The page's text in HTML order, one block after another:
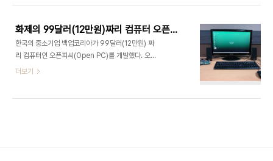
(pre-xM rev Cx) $125.00 BeagleBoard xM
$149.00 BeagleBoard REV B-ND $166.25
BeagleBone $89.00 CuBox $139.99
Gumstix Overo Earth COM $149.00
Gumstix Overo Sand COM $115.00 IGE..
화제의 99달러(12만원)짜리 컴퓨터 오픈피씨(Open PC) 자세한 사용기
한국의 중소기업 백업코리아가 99달러(12만원) 짜
리 컴퓨터인 오픈피씨(Open PC)를 개발했다. 오픈
피씨(Open PC)는 인텔 기반의 피씨 체제가 스마트
더보기